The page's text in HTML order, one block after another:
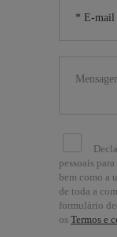
pessoais
bem como a
de toda a
formulário
os Termos e